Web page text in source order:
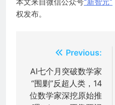
本文来自微信公众号“新智元”
权发布。
章
导
Previous:
AI七个月突破数学家
“围剿”反超人类，14
位数学家深挖原始推